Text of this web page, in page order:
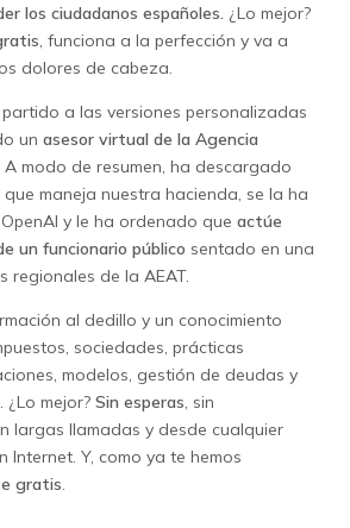
los ciudadanos españoles. ¿Lo mejor?
, funciona a la perfección y va a
dolores de cabeza.
a las versiones personalizadas
un asesor virtual de la Agencia
A modo de resumen, ha descargado
maneja nuestra hacienda, se la ha
y le ha ordenado que actúe
un funcionario público sentado en una
regionales de la AEAT.
al dedillo y un conocimiento
sociedades, prácticas
modelos, gestión de deudas y
mejor? Sin esperas, sin
largas llamadas y desde cualquier
Internet. Y, como ya te hemos
gratis.